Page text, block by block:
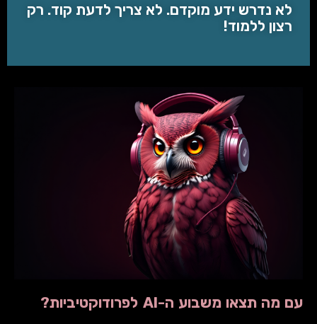
לא נדרש ידע מוקדם. לא צריך לדעת קוד. רק
רצון ללמוד!
עם מה תצאו משבוע ה-AI לפרודוקטיביות?